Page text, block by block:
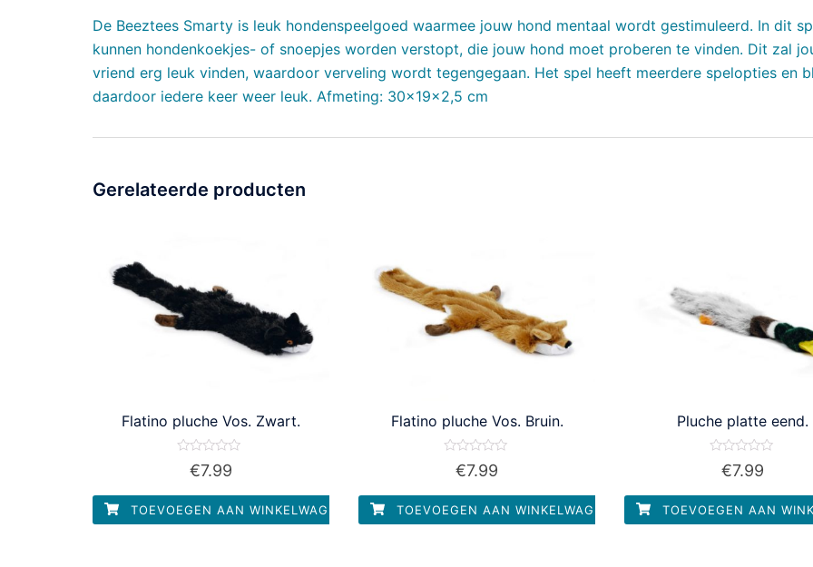
De Beeztees Smarty is leuk hondenspeelgoed waarmee jouw hond mentaal wordt gestimuleerd. In dit
kunnen hondenkoekjes- of snoepjes worden verstopt, die jouw hond moet proberen te vinden. Dit zal
vriend erg leuk vinden, waardoor verveling wordt tegengegaan. Het spel heeft meerdere spelopties en
daardoor iedere keer weer leuk. Afmeting: 30x19x2,5 cm
Gerelateerde producten
Flatino pluche Vos. Zwart.
Waardering
5
€7.99
TOEVOEGEN AAN WINKELWAGEN
Flatino pluche Vos. Bruin.
Waardering
5
€7.99
TOEVOEGEN AAN WINKELWAGEN
Pluche platte eend.
Waardering
5
€7.99
TOEVOEGEN AAN